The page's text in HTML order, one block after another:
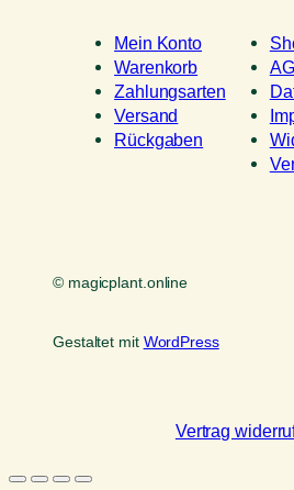
Mein Konto
Warenkorb
Zahlungsarten
Versand
Rückgaben
© magicplant.online
Gestaltet mit WordPress
Vertrag